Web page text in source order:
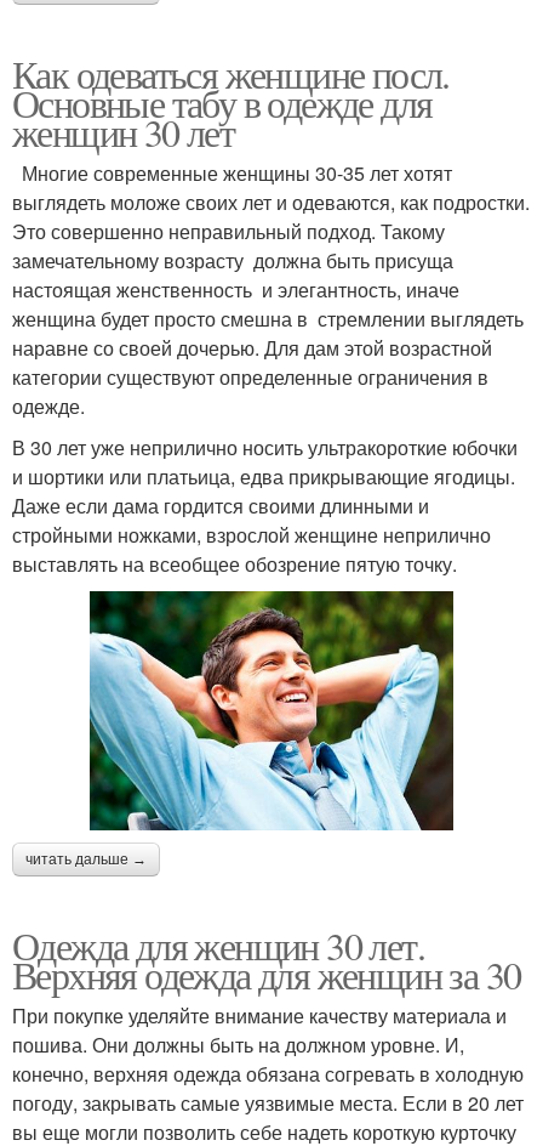
Как одеваться женщине посл.
Основные табу в одежде для
женщин 30 лет
Многие современные женщины 30-35 лет хотят
выглядеть моложе своих лет и одеваются, как подростки.
Это совершенно неправильный подход. Такому
замечательному возрасту должна быть присуща
настоящая женственность и элегантность, иначе
женщина будет просто смешна в стремлении выглядеть
наравне со своей дочерью. Для дам этой возрастной
категории существуют определенные ограничения в
одежде.
В 30 лет уже неприлично носить ультракороткие юбочки
и шортики или платьица, едва прикрывающие ягодицы.
Даже если дама гордится своими длинными и
стройными ножками, взрослой женщине неприлично
выставлять на всеобщее обозрение пятую точку.
читать дальше →
Одежда для женщин 30 лет.
Верхняя одежда для женщин за 30
При покупке уделяйте внимание качеству материала и
пошива. Они должны быть на должном уровне. И,
конечно, верхняя одежда обязана согревать в холодную
погоду, закрывать самые уязвимые места. Если в 20 лет
вы еще могли позволить себе надеть короткую курточку